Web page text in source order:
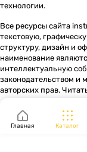
технологии.
Все ресурсы сайта
текстовую,
структуру, дизайн и
наименование
интеллектуальную
законодательством и
авторских прав.
Главная Каталог